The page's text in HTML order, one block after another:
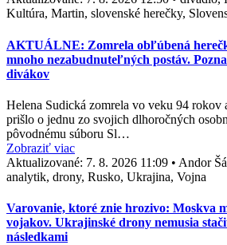
Kultúra, Martin, slovenské herečky,
AKTUÁLNE: Zomrela obľúbená
mnoho nezabudnuteľných postáv.
divákov
Helena Sudická zomrela vo veku 94 rokov
prišlo o jednu zo svojich dlhoročných
pôvodnému súboru Sl…
Zobraziť viac
Aktualizované: 7. 8. 2026 11:09 • Andor
analytik, drony, Rusko, Ukrajina, Vojna
Varovanie, ktoré znie hrozivo: Moskva
vojakov. Ukrajinské drony nemusia
následkami